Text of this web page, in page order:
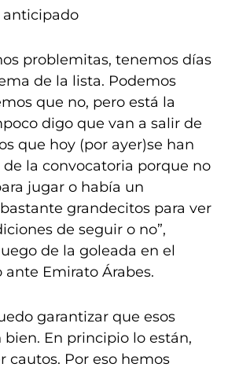
anticipado
problemitas, tenemos días
de la lista. Podemos
que no, pero está la
digo que van a salir de
que hoy (por ayer)se han
la convocatoria porque no
jugar o había un
grandecitos para ver
de seguir o no”,
de la goleada en el
Emirato Árabes.
garantizar que esos
En principio lo están,
cautos. Por eso hemos